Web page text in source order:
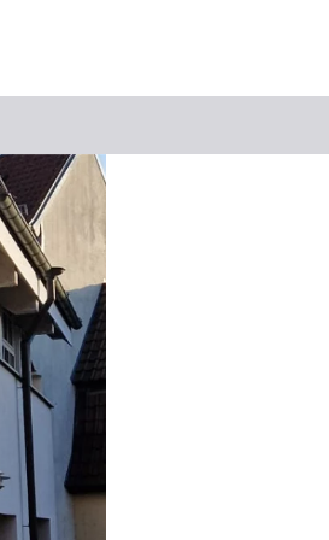
interessieren
Events & Tickets
Erlebnisse
Radfahren